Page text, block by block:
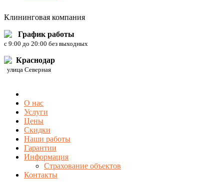
Клининговая компания
График работы
c 9:00 до 20:00 без выходных
Краснодар
улица Северная
О нас
Услуги
Цены
Скидки
Наши работы
Гарантии
Информация
Страхование объектов
Контакты